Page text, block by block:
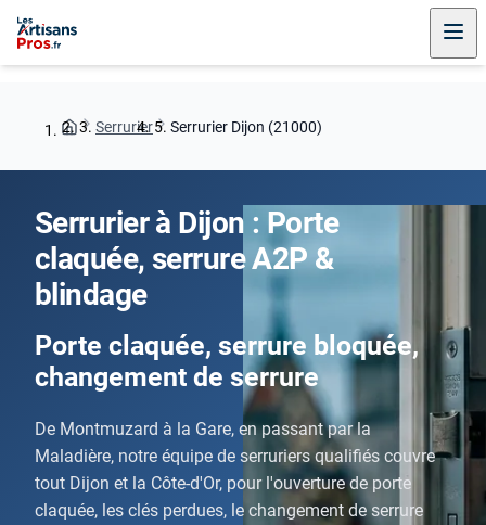
Serrurier Serrurier Dijon (21000)
Serrurier à Dijon : Porte
claquée, serrure A2P &
blindage
Porte claquée, serrure bloquée,
changement de serrure
De Montmuzard à la Gare, en passant par la
Maladière, notre équipe de serruriers qualifiés couvre
tout Dijon et la Côte-d'Or, pour l'ouverture de porte
claquée, les clés perdues, le changement de serrure